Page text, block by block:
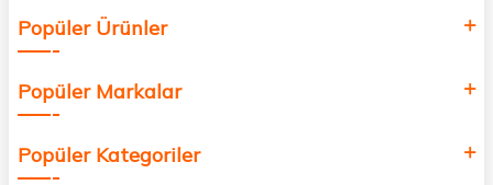
değer katmak için bize katılın!
Popüler Ürünler
Popüler Markalar
Popüler Kategoriler